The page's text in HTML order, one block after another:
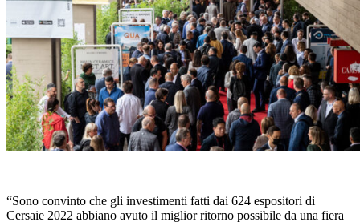
“Sono convinto che gli investimenti fatti dai 624 espositori di
Cersaie 2022 abbiano avuto il miglior ritorno possibile da una fiera